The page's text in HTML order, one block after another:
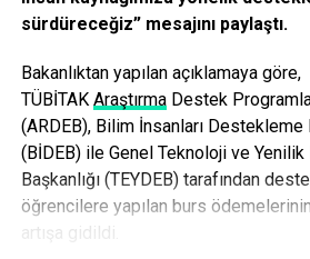
belirlenmişti.
Facebook
Mastodon
EmailShare
İLIŞKILI BAŞLIKLAR:
BIR SONRAKI
ÜNİVERSİTE KONTENJANI NE KADAR
sürdüreceğiz” mesajını paylaştı.
Bakanlıktan yapılan açıklamaya göre,
TÜBİTAK AraştırmaDestek
(ARDEB), Bilim İnsanları Destekleme
(BİDEB) ile Genel Teknoloji ve
Başkanlığı (TEYDEB) tarafından
öğrencilere yapılan burs
artışa gidildi.